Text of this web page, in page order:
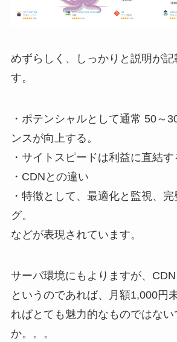
めずらしく、しっかりと説明が記
す。
・ポテンシャルとして通常 50～
ンスが向上する。
・サイトスピードは利益に直結す
・CDNとの違い
・特徴として、最適化と監視、
グ。
などが表現されています。
サーバ環境にもよりますが、
というのであれば、月額1,000円
ればとても魅力的なものではない
か。。。